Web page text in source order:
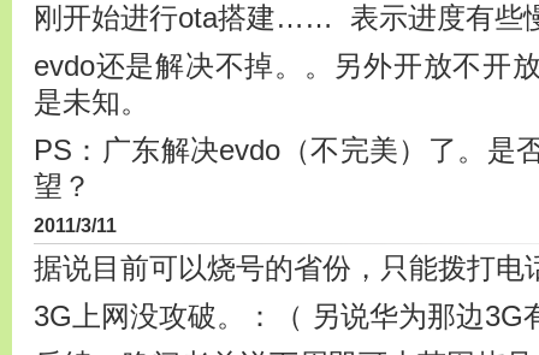
刚开始进行ota搭建…… 表示进度有些
evdo还是解决不掉。。另外开放不开
是未知。
PS：广东解决evdo（不完美）了。是
望？
2011/3/11
据说目前可以烧号的省份，只能拨打电
3G上网没攻破。：（ 另说华为那边3G